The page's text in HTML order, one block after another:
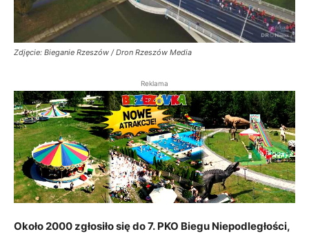
Zdjęcie: Bieganie Rzeszów / Dron Rzeszów Media
Reklama
Około 2000 zgłosiło się do 7. PKO Biegu Niepodległości,